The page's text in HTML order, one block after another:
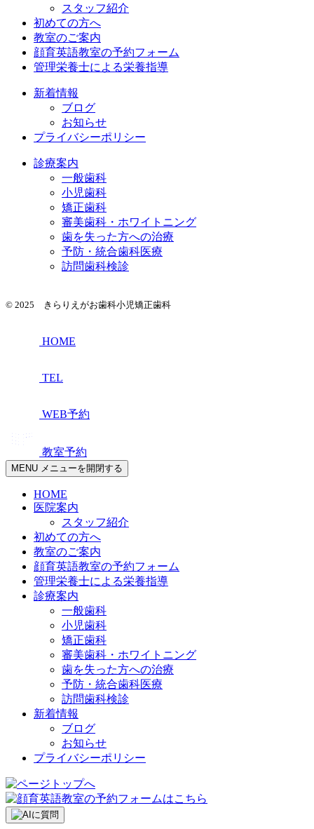
スタッフ紹介
初めての方へ
教室のご案内
顔育英語教室の予約フォーム
管理栄養士による栄養指導
新着情報
ブログ
お知らせ
プライバシーポリシー
診療案内
一般歯科
小児歯科
矯正歯科
審美歯科・ホワイトニング
歯を失った方への治療
予防・統合歯科医療
訪問歯科検診
© 2025 きらりえがお歯科小児矯正歯科
HOME
TEL
WEB予約
教室予約
MENU メニューを開閉する
HOME
医院案内
スタッフ紹介
初めての方へ
教室のご案内
顔育英語教室の予約フォーム
管理栄養士による栄養指導
診療案内
一般歯科
小児歯科
矯正歯科
審美歯科・ホワイトニング
歯を失った方への治療
予防・統合歯科医療
訪問歯科検診
新着情報
ブログ
お知らせ
プライバシーポリシー